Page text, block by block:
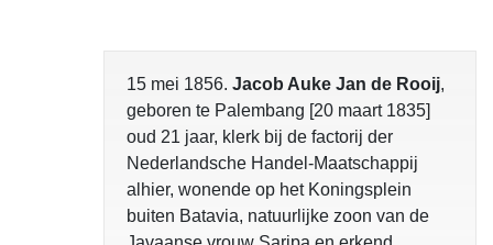
15 mei 1856. Jacob Auke Jan de Rooij,
geboren te Palembang [20 maart 1835]
oud 21 jaar, klerk bij de factorij der
Nederlandsche Handel-Maatschappij
alhier, wonende op het Koningsplein
buiten Batavia, natuurlijke zoon van de